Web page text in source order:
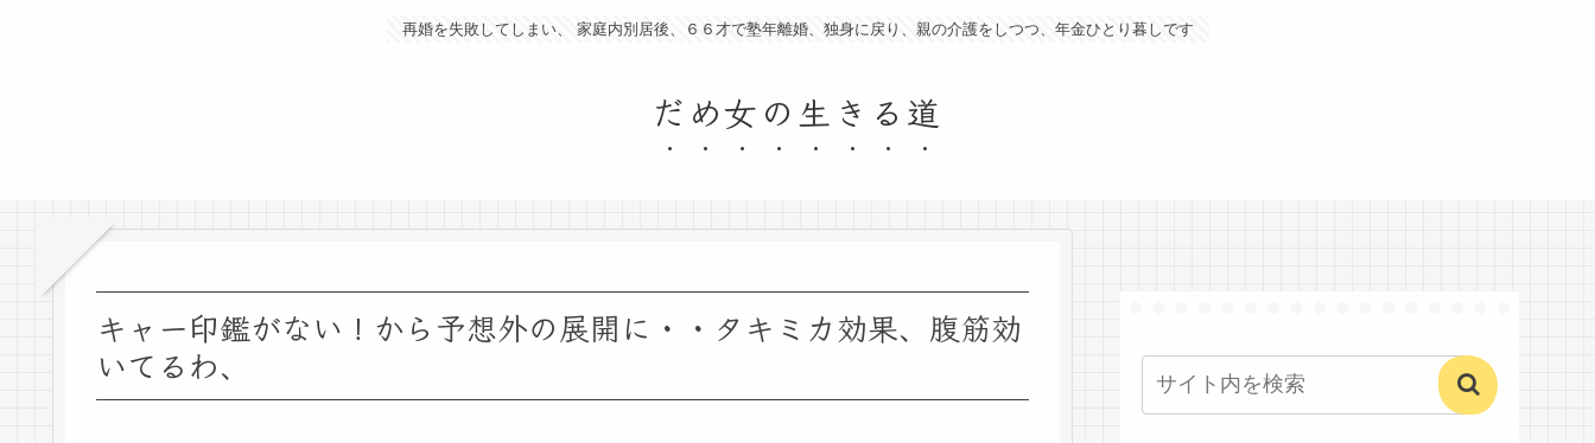
再婚を失敗してしまい、 家庭内別居後、６６才で塾年離婚、独身に戻り、親の介護をしつつ、年金ひとり暮しです
だめ女の生きる道
キャー印鑑がない！から予想外の展開に・・タキミカ効果、腹筋効
いてるわ、